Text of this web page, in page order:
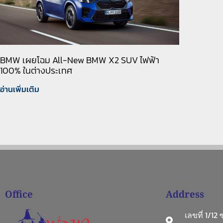
BMW เผยโฉม All-New BMW X2 SUV ไฟฟ้า
100% ในต่างประเทศ
อ่านเพิ่มเติม
Office Address
เลขที่ 1/